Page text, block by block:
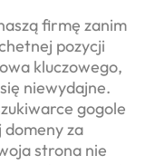
firmę zanim
pozycji
kluczowego,
niewydajne.
gogole
domeny za
strona nie